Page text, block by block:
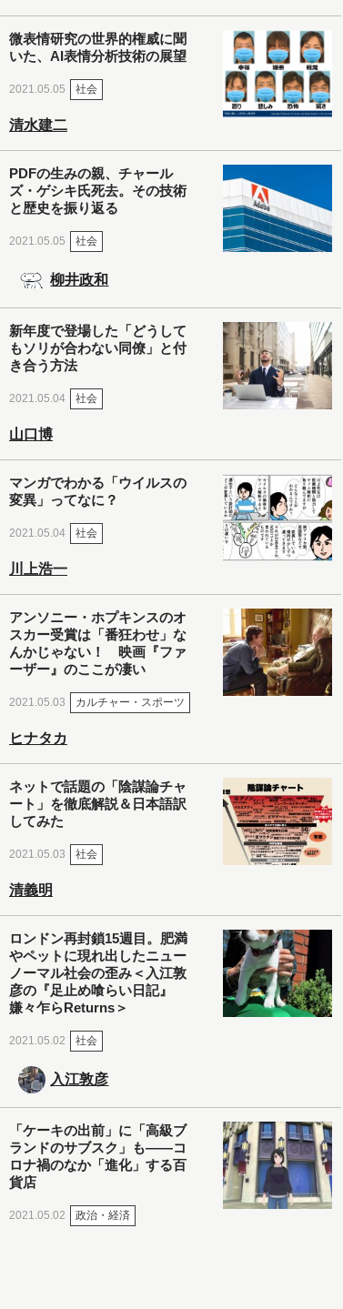
微表情研究の世界的権威に聞
いた、AI表情分析技術の展望
2021.05.05 社会
清水建二
PDFの生みの親、チャール
ズ・ゲシキ氏死去。その技術
と歴史を振り返る
2021.05.05 社会
柳井政和
新年度で登場した「どうして
もソリが合わない同僚」と付
き合う方法
2021.05.04 社会
山口博
マンガでわかる「ウイルスの
変異」ってなに？
2021.05.04 社会
川上浩一
アンソニー・ホプキンスのオ
スカー受賞は「番狂わせ」な
んかじゃない！ 映画『ファ
ーザー』のここが凄い
2021.05.03 カルチャー・スポーツ
ヒナタカ
ネットで話題の「陰謀論チャ
ート」を徹底解説＆日本語訳
してみた
2021.05.03 社会
清義明
ロンドン再封鎖15週目。肥満
やペットに現れ出したニュー
ノーマル社会の歪み＜入江敦
彦の『足止め喰らい日記』
嫌々乍らReturns＞
2021.05.02 社会
入江敦彦
「ケーキの出前」に「高級ブ
ランドのサブスク」も――コ
ロナ禍のなか「進化」する百
貨店
2021.05.02 政治・経済